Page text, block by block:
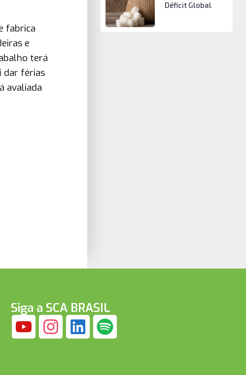
fabrica
e
terá
dar férias
avaliada
Déficit Global
Siga a SCA BRASIL